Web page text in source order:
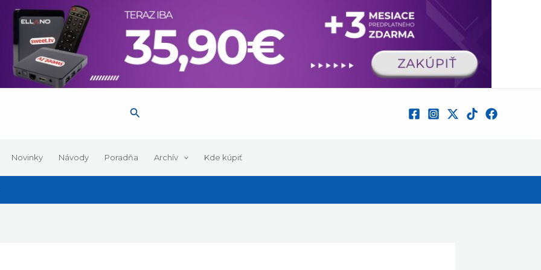
Hľadať
Novinky Návody Poradňa Archív Kde kúpiť